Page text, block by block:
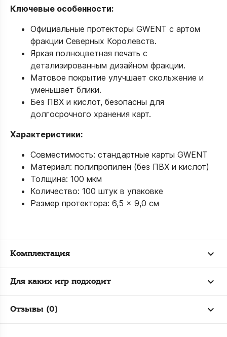
Ключевые особенности:
Официальные протекторы GWENT с артом
фракции Северных Королевств.
Яркая полноцветная печать с
детализированным дизайном фракции.
Матовое покрытие улучшает скольжение и
уменьшает блики.
Без ПВХ и кислот, безопасны для
долгосрочного хранения карт.
Характеристики:
Совместимость: стандартные карты GWENT
Материал: полипропилен (без ПВХ и кислот)
Толщина: 100 мкм
Количество: 100 штук в упаковке
Размер протектора: 6,5 × 9,0 см
Комплектация
Для каких игр подходит
Отзывы (0)